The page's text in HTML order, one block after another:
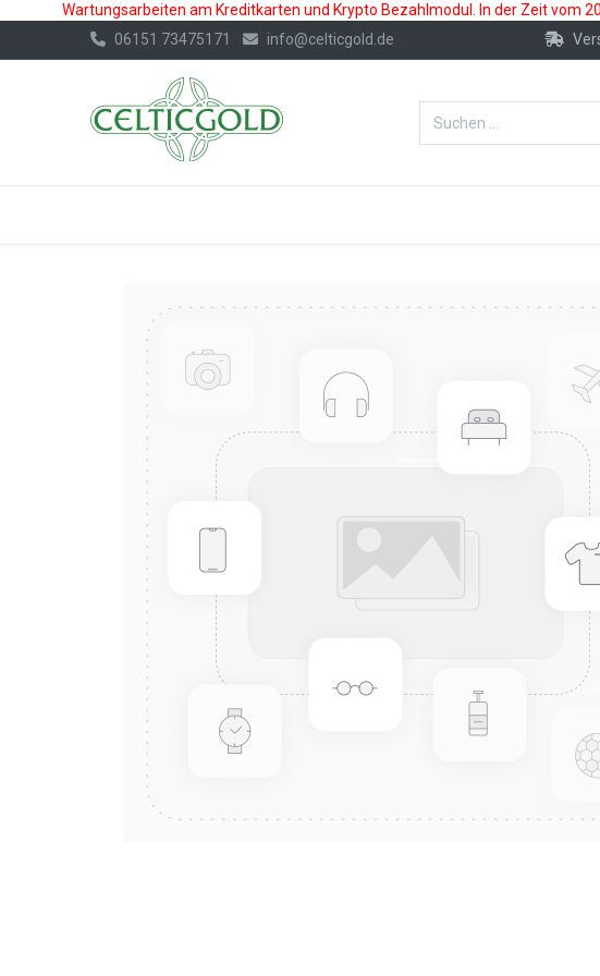
Wartungsarbeiten am Kreditkarten und Krypto Bezahlmodul. In der Zeit vom
06151 73475171
info@celticgold.de